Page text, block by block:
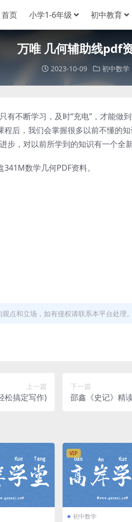
首页 小学1-6年级 初中教育
万唯 几何辅助线pdf
2023-10-09 初中数学
不断学习，及时“充电”，才能做
后，我们会掌握很多以前不懂的
，对以前所学到的知识有一个全新
数学几何PDF资料。
点和立场，如有侵权请联系本平台处理。
上一篇
松搞定写作)
下一篇
邵鑫《史记》精
VIP
初中数学